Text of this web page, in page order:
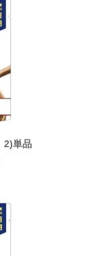
2)単品
込)